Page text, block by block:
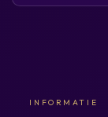
INFORMATIE